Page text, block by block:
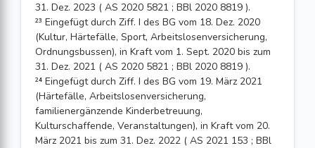
31. Dez. 2023 ( AS 2020 5821 ; BBl 2020 8819 ).
²³ Eingefügt durch Ziff. I des BG vom 18. Dez. 2020
(Kultur, Härtefälle, Sport, Arbeits­losenversicherung,
Ordnungsbussen), in Kraft vom 1. Sept. 2020 bis zum
31. Dez. 2021 ( AS 2020 5821 ; BBl 2020 8819 ).
²⁴ Eingefügt durch Ziff. I des BG vom 19. März 2021
(Härtefälle, Arbeitslosenversicherung,
familienergänzende Kinderbetreuung,
Kulturschaffende, Veranstaltungen), in Kraft vom 20.
März 2021 bis zum 31. Dez. 2022 ( AS 2021 153 ; BBl